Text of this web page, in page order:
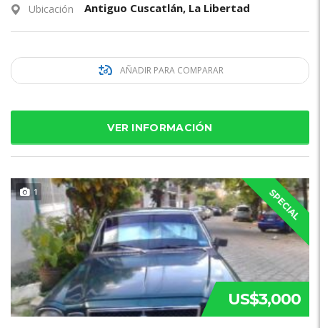
Ubicación Antiguo Cuscatlán, La Libertad
AÑADIR PARA COMPARAR
VER INFORMACIÓN
1 SPECIAL
US$3,000